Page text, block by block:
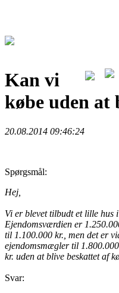
Kan vi
købe uden at
20.08.2014 09:46:24
Spørgsmål:
Hej,
Vi er blevet tilbudt et lille hus
Ejendomsværdien er
til 1.100.000 kr., men det er
ejendomsmægler til
kr. uden at blive beskattet af
Svar: